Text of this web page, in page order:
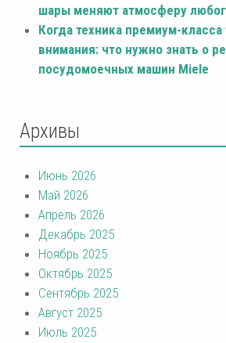
шары меняют атмосферу
Когда техника премиум-класса
внимания: что нужно знать о
посудомоечных машин Miele
Архивы
Июнь 2026
Май 2026
Апрель 2026
Декабрь 2025
Ноябрь 2025
Октябрь 2025
Сентябрь 2025
Август 2025
Июль 2025